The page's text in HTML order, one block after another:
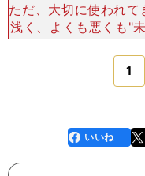
ただ、大切に使われ
浅く、よくも悪くも"
のサートゥルナーリ
けてしまったＧＩ日
／
1
faceboo
k
いいね